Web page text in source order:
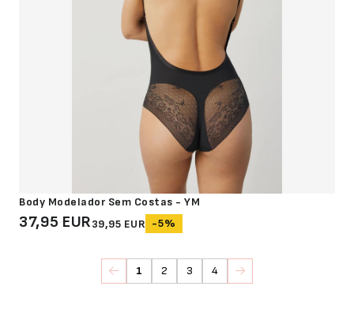
Body Modelador Sem Costas - YM
37,95 EUR39,95 EUR -5%
1 2 3 4